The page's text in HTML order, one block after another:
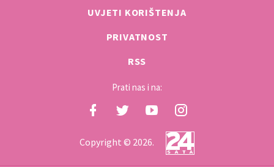
UVJETI KORIŠTENJA
PRIVATNOST
RSS
Prati nas i na:
Copyright © 2026.